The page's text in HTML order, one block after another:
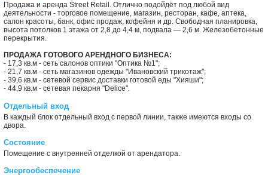
Продажа и аренда Street Retail. Отлично подойдёт под любой вид
деятельности - торговое помещение, магазин, ресторан, кафе, аптека,
салон красоты, банк, офис продаж, кофейня и др. Свободная планировка,
высота потолков 1 этажа от 2,8 до 4,4 м, подвала — 2,6 м. Железобетонные
перекрытия.
ПРОДАЖА ГОТОВОГО АРЕНДНОГО БИЗНЕСА:
- 17,3 кв.м - сеть салонов оптики "Оптика №1";
- 21,7 кв.м - сеть магазинов одежды "Ивановский трикотаж";
- 39,6 кв.м - сетевой сервис доставки готовой еды "Хияши";
- 44,9 кв.м - сетевая пекарня "Delice".
Отдельный вход
В каждый блок отдельный вход с первой линии, также имеются входы со
двора.
Состояние
Помещение с внутренней отделкой от арендатора.
Энергообеспечение